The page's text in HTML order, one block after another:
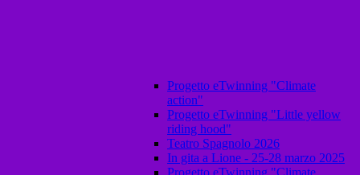
Progetto eTwinning "Climate
action"
Progetto eTwinning "Little yellow
riding hood"
Teatro Spagnolo 2026
In gita a Lione - 25-28 marzo 2025